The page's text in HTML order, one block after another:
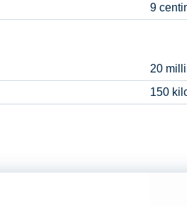
9
20
150